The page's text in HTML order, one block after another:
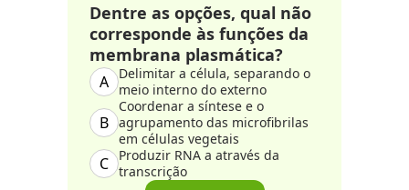
Dentre as opções, qual não
corresponde às funções da
membrana plasmática?
A
Delimitar a célula, separando o
meio interno do externo
B
Coordenar a síntese e o
agrupamento das microfibrilas
em células vegetais
C
Produzir RNA a através da
transcrição